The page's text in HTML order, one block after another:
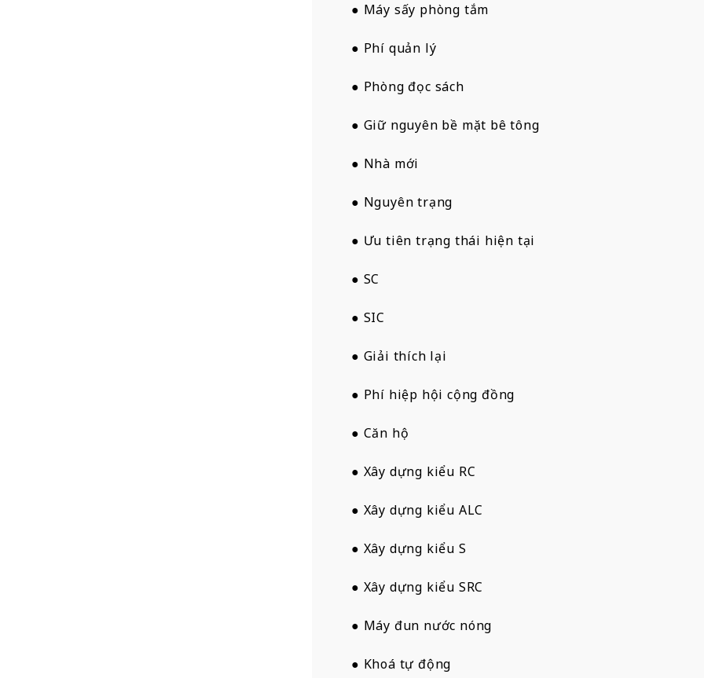
● Máy sấy phòng tắm
● Phí quản lý
● Phòng đọc sách
● Giữ nguyên bề mặt bê tông
● Nhà mới
● Nguyên trạng
● Ưu tiên trạng thái hiện tại
● SC
● SIC
● Giải thích lại
● Phí hiệp hội cộng đồng
● Căn hộ
● Xây dựng kiểu RC
● Xây dựng kiểu ALC
● Xây dựng kiểu S
● Xây dựng kiểu SRC
● Máy đun nước nóng
● Khoá tự động